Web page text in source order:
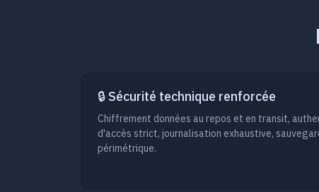
🔒 Sécurité technique renforcée
Chiffrement données au repos et en transit,
d'accès strict, journalisation exhaustive,
périmétrique.